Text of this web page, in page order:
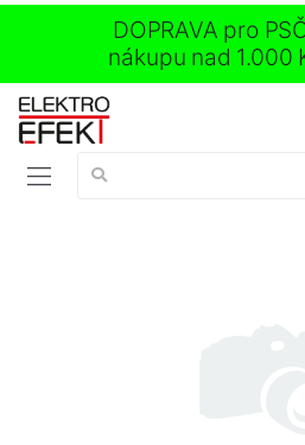
DOPRAVA pro
nákupu nad 1.000
Vyhledávání: